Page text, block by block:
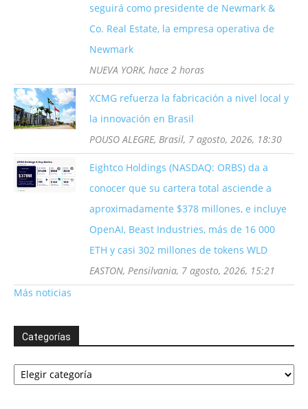
seguirá como presidente de Newmark &
Co. Real Estate, la empresa operativa de
Newmark
NUEVA YORK, hace 2 horas
XCMG refuerza la fabricación a nivel local y
la innovación en Brasil
POUSO ALEGRE, Brasil, 7 agosto, 2026, 18:30
Eightco Holdings (NASDAQ: ORBS) da a
conocer que su cartera total asciende a
aproximadamente $378 millones, e incluye
OpenAI, Beast Industries, más de 16 000
ETH y casi 302 millones de tokens WLD
EASTON, Pensilvania, 7 agosto, 2026, 15:21
Más noticias
Categorías
Categorías